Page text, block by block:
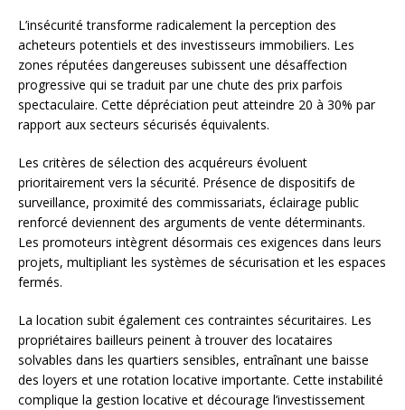
L’insécurité transforme radicalement la perception des
acheteurs potentiels et des investisseurs immobiliers. Les
zones réputées dangereuses subissent une désaffection
progressive qui se traduit par une chute des prix parfois
spectaculaire. Cette dépréciation peut atteindre 20 à 30% par
rapport aux secteurs sécurisés équivalents.
Les critères de sélection des acquéreurs évoluent
prioritairement vers la sécurité. Présence de dispositifs de
surveillance, proximité des commissariats, éclairage public
renforcé deviennent des arguments de vente déterminants.
Les promoteurs intègrent désormais ces exigences dans leurs
projets, multipliant les systèmes de sécurisation et les espaces
fermés.
La location subit également ces contraintes sécuritaires. Les
propriétaires bailleurs peinent à trouver des locataires
solvables dans les quartiers sensibles, entraînant une baisse
des loyers et une rotation locative importante. Cette instabilité
complique la gestion locative et décourage l’investissement